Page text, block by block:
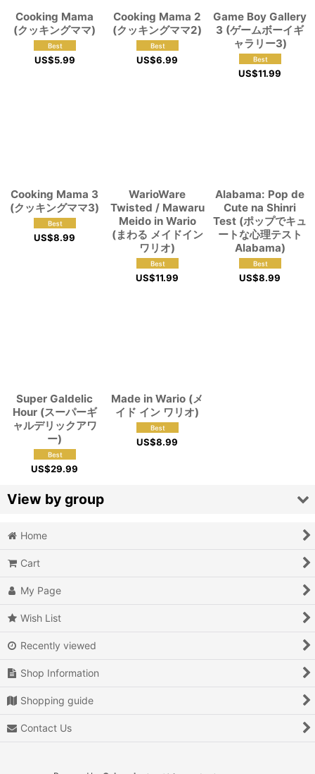
Cooking Mama
(クッキングママ)
US$5.99
Cooking Mama 2
(クッキングママ2)
US$6.99
Game Boy Gallery
3 (ゲームボーイギ
ャラリー3)
US$11.99
Cooking Mama 3
(クッキングママ3)
US$8.99
WarioWare
Twisted / Mawaru
Meido in Wario
(まわる メイドイン
ワリオ)
US$11.99
Alabama: Pop de
Cute na Shinri
Test (ポップでキュ
ートな心理テスト
Alabama)
US$8.99
Super Galdelic
Hour (スーパーギ
ャルデリックアワ
ー)
US$29.99
Made in Wario (メ
イド イン ワリオ)
US$8.99
View by group
Action
Action RPG
Adventure
Home
Cart
My Page
Wish List
Recently viewed
Shop Information
Shopping guide
Contact Us